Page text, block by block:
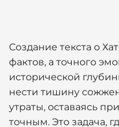
Создание текста о
фактов, а точного
исторической
нести тишину
утраты, оставаясь
точным. Это задача,